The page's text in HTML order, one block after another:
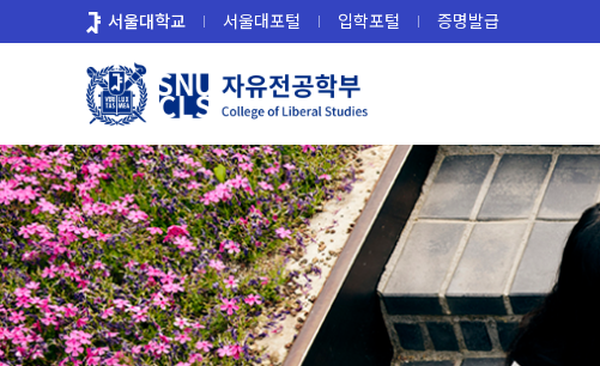
로
뉴
서울대학교 서울대포털 입학포털 증명발급